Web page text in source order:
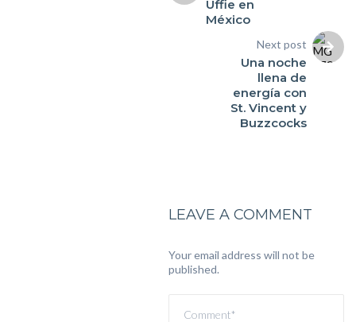
Uffie en
México
Next post
Una noche
llena de
energía con
St. Vincent y
Buzzcocks
LEAVE A COMMENT
Your email address will not be
published.